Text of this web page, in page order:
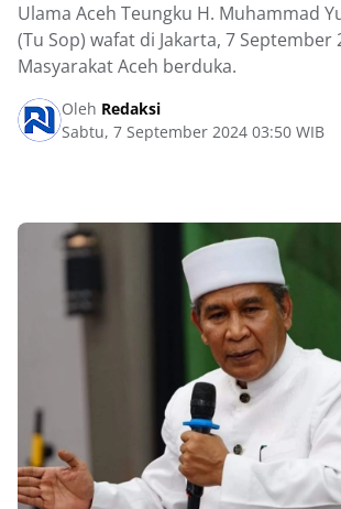
Ulama Aceh Teungku H. Muhammad
(Tu Sop) wafat di Jakarta, 7 September
Masyarakat Aceh berduka.
Oleh Redaksi
Sabtu, 7 September 2024 03:50 WIB